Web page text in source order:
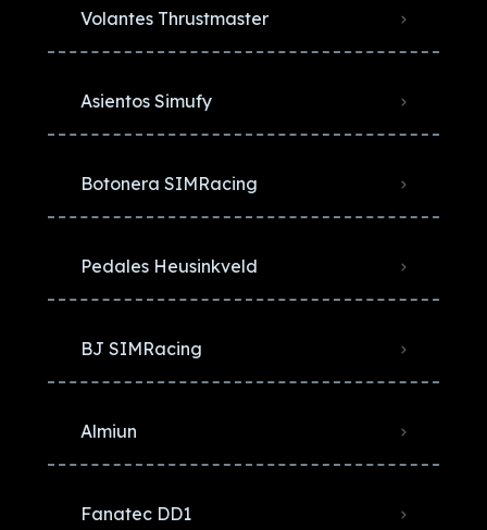
Volantes Thrustmaster
Asientos Simufy
Botonera SIMRacing
Pedales Heusinkveld
BJ SIMRacing
Almiun
Fanatec DD1